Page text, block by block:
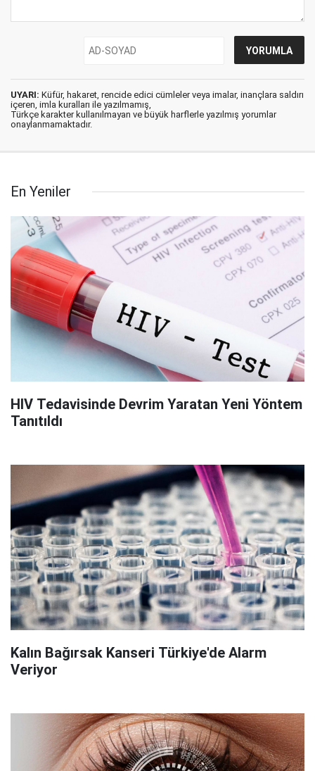
UYARI: Küfür, hakaret, rencide edici cümleler veya imalar, inançlara saldırı
içeren, imla kuralları ile yazılmamış,
Türkçe karakter kullanılmayan ve büyük harflerle yazılmış yorumlar
onaylanmamaktadır.
En Yeniler
HIV Tedavisinde Devrim Yaratan Yeni Yöntem
Tanıtıldı
Kalın Bağırsak Kanseri Türkiye'de Alarm
Veriyor